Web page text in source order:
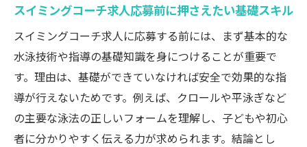
スイミングコーチ求人応募前に押さえたい基礎スキル
スイミングコーチ求人に応募する前には、まず基本的な
水泳技術や指導の基礎知識を身につけることが重要で
す。理由は、基礎ができていなければ安全で効果的な指
導が行えないためです。例えば、クロールや平泳ぎなど
の主要な泳法の正しいフォームを理解し、子どもや初心
者に分かりやすく伝える力が求められます。結論とし